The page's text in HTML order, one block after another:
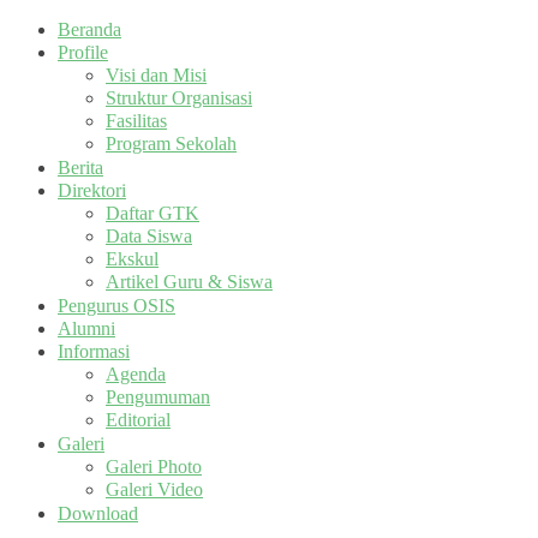
Beranda
Profile
Visi dan Misi
Struktur Organisasi
Fasilitas
Program Sekolah
Berita
Direktori
Daftar GTK
Data Siswa
Ekskul
Artikel Guru & Siswa
Pengurus OSIS
Alumni
Informasi
Agenda
Pengumuman
Editorial
Galeri
Galeri Photo
Galeri Video
Download